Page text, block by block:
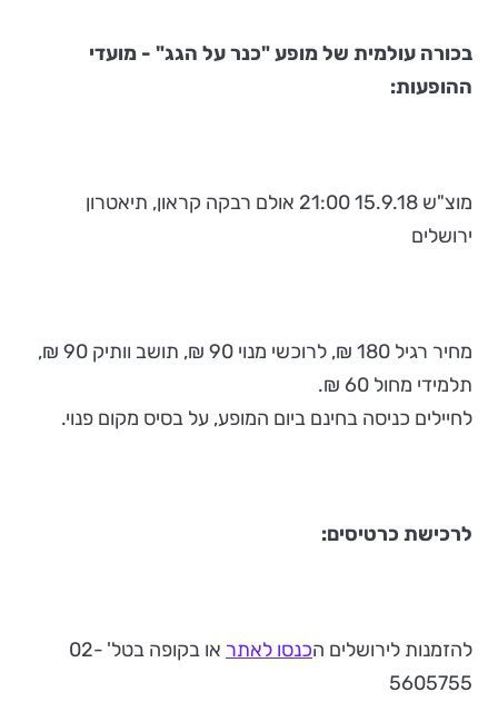
בכורה עולמית של מופע "כנר על הגג" - מועדי
ההופעות:
מוצ"ש 15.9.18 21:00 אולם רבקה קראון, תיאטרון
ירושלים
מחיר רגיל 180 ₪, לרוכשי מנוי 90 ₪, תושב וותיק 90 ₪,
תלמידי מחול 60 ₪.
לחיילים כניסה בחינם ביום המופע, על בסיס מקום פנוי.
לרכישת כרטיסים:
להזמנות לירושלים הכנסו לאתר
או בקופה בטל' 02-
5605755